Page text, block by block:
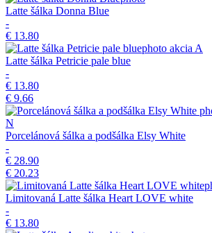
Latte šálka Donna Blue
-
€ 13.80
akcia A
Latte šálka Petricie pale blue
-
€ 13.80
€ 9.66
N
Porcelánová šálka a podšálka Elsy White
-
€ 28.90
€ 20.23
Limitovaná Latte šálka Heart LOVE white
-
€ 13.80